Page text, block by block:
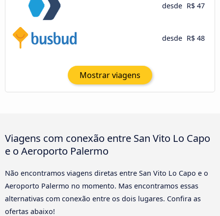
desde R$ 47
desde R$ 48
Mostrar viagens
Viagens com conexão entre San Vito Lo Capo
e o Aeroporto Palermo
Não encontramos viagens diretas entre San Vito Lo Capo e o
Aeroporto Palermo no momento. Mas encontramos essas
alternativas com conexão entre os dois lugares. Confira as
ofertas abaixo!